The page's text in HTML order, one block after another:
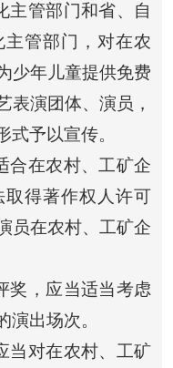
管部门和省、自
管部门，对在农
少年儿童提供免费
表演团体、演员，
式予以宣传。
合在农村、工矿企
得著作权人许可
员在农村、工矿企
奖，应当适当考虑
出场次。
当对在农村、工矿